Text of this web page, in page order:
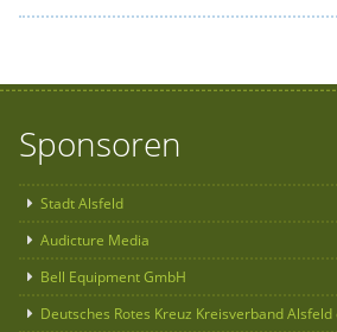
Sponsoren
Stadt Alsfeld
Audicture Media
Bell Equipment GmbH
Deutsches Rotes Kreuz Kreisverband Alsfeld